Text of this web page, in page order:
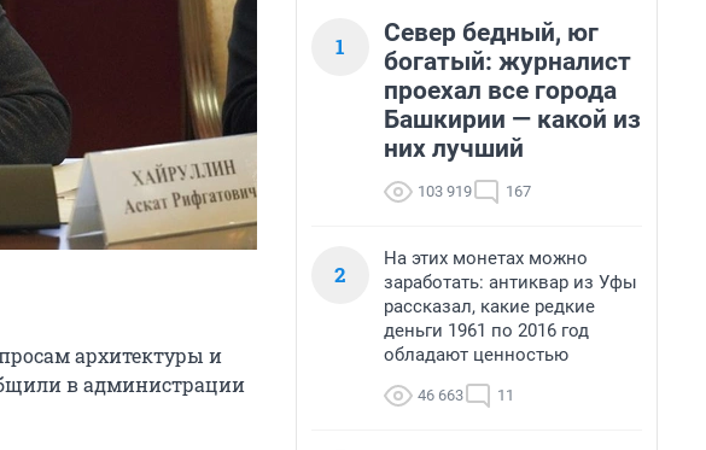
архитектуры и
в администрации
1
Север бедный, юг
богатый: журналист
проехал все города
Башкирии — какой из
них лучший
103 919 167
2
На этих монетах можно
заработать: антиквар из Уфы
рассказал, какие редкие
деньги 1961 по 2016 год
обладают ценностью
46 663 11